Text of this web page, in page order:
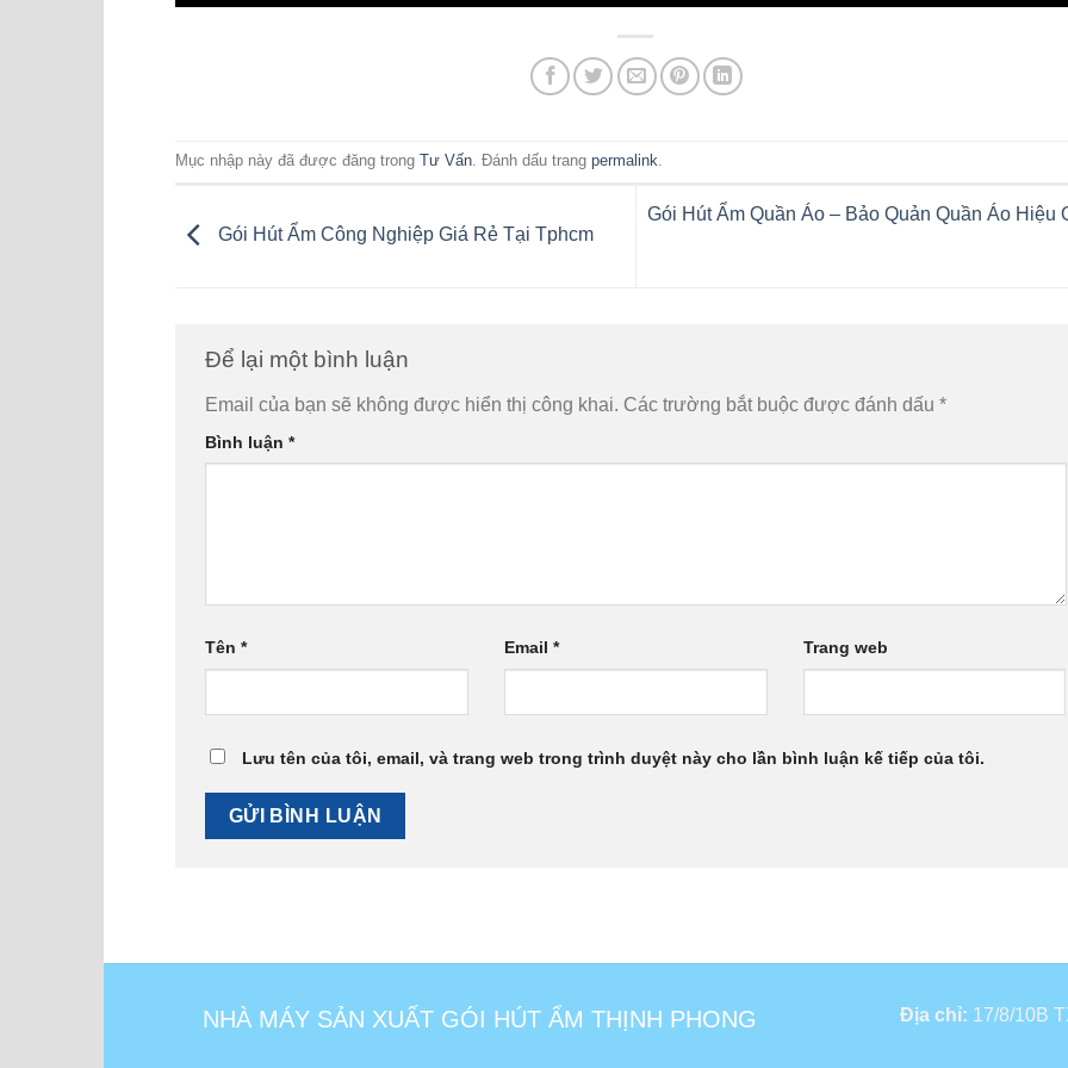
Mục nhập này đã được đăng trong Tư Vấn. Đánh dấu trang permalink.
Gói Hút Ẩm Công Nghiệp Giá Rẻ Tại Tphcm
Gói Hút Ẩm Quần Áo – Bảo Quản Quần Áo Hiệu
Để lại một bình luận
Email của bạn sẽ không được hiển thị công khai. Các trường bắt buộc được đánh dấu *
Bình luận *
Tên * Email * Trang web
Lưu tên của tôi, email, và trang web trong trình duyệt này cho lần bình luận kế tiếp của tôi.
NHÀ MÁY SẢN XUẤT GÓI HÚT ẨM THỊNH PHONG Địa chỉ: 17/8/10B